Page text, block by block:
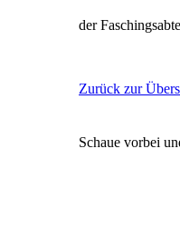
der
Zurück zur
Schaue vorbei